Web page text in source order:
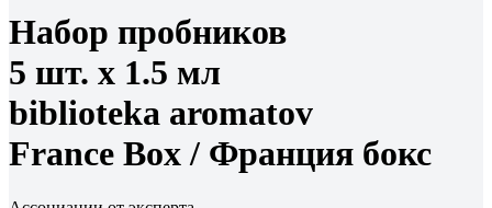
Набор пробников
5 шт. х 1.5 мл
biblioteka aromatov
France Box / Франция бокс